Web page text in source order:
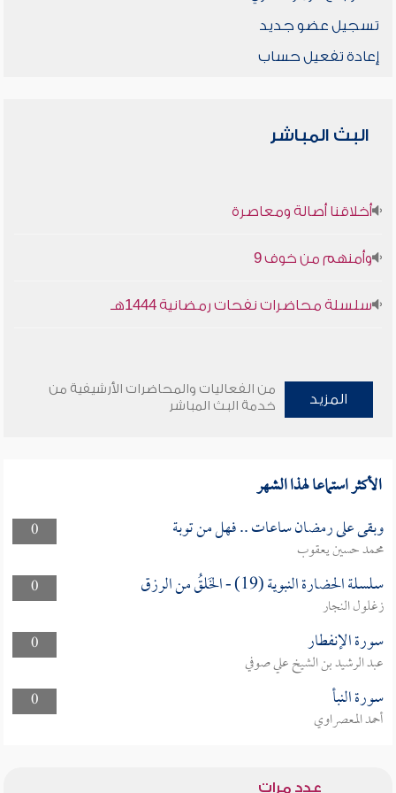
تسجيل عضو جديد
إعادة تفعيل حساب
البث المباشر
أخلاقنا أصالة ومعاصرة
وأمنهم من خوف 9
سلسلة محاضرات نفحات رمضانية 1444هـ
المزيد
من الفعاليات والمحاضرات الأرشيفية من
خدمة البث المباشر
الأكثر استماعا لهذا الشهر
0 وبقى على رمضان ساعات .. فهل من توبة
محمد حسين يعقوب
0
سلسلة الحضارة النبوية (19) - الخَلقُ من الرزق
زغلول النجار
0
سورة الإنفطار
عبد الرشيد بن الشيخ علي صوفي
0
سورة النبأ
أحمد المعصراوي
عدد مرات